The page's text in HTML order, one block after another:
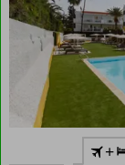
Lille hotel
med central +